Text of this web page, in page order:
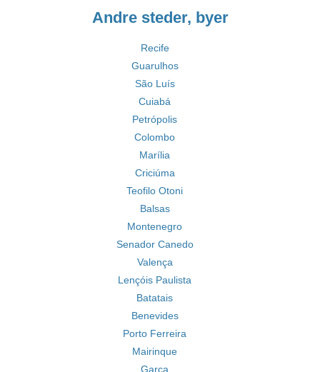
Andre steder, byer
Recife
Guarulhos
São Luís
Cuiabá
Petrópolis
Colombo
Marília
Criciúma
Teofilo Otoni
Balsas
Montenegro
Senador Canedo
Valença
Lençóis Paulista
Batatais
Benevides
Porto Ferreira
Mairinque
Garça